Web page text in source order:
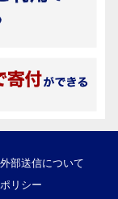
部送信について
リシー